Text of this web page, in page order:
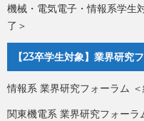
機械・電気電子・情報系学
了＞
【23卒学生対象】業界研究
情報系 業界研究フォーラム ＜
関東機電系 業界研究フォーラ